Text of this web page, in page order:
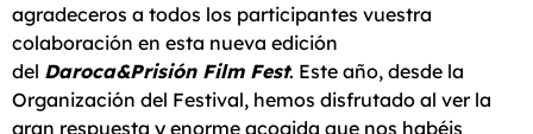
agradeceros a todos los participantes vuestra
colaboración en esta nueva edición
del Daroca&Prisión Film Fest. Este año, desde la
Organización del Festival, hemos disfrutado al ver la
gran respuesta y enorme acogida que nos habéis